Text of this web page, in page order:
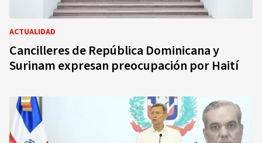
ACTUALIDAD
Cancilleres de República Dominicana y
Surinam expresan preocupación por Haití